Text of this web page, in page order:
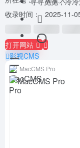
收录时间： 2025-11-
打开网站
影视CMS
MacCMS Pro